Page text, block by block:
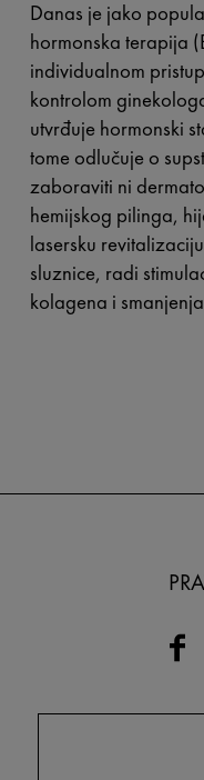
Danas je jako
hormonska terapija
individualnom
kontrolom
utvrđuje hormonski
tome odlučuje o
zaboraviti ni
hemijskog pilinga,
lasersku
sluznice, radi
kolagena i